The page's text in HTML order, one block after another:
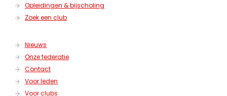
Opleidingen & bijscholing
Zoek een club
Nieuws
Onze federatie
Contact
Voor leden
Voor clubs